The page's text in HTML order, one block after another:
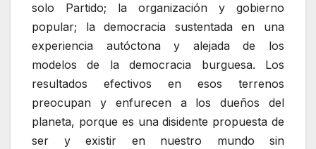
solo Partido; la organización y gobierno
popular; la democracia sustentada en una
experiencia autóctona y alejada de los
modelos de la democracia burguesa. Los
resultados efectivos en esos terrenos
preocupan y enfurecen a los dueños del
planeta, porque es una disidente propuesta de
ser y existir en nuestro mundo sin